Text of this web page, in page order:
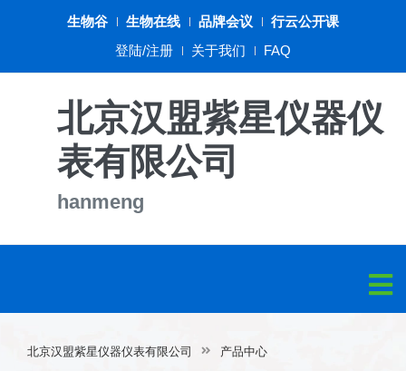
生物谷 生物在线 品牌会议
行云公开课
登陆/注册
关于我们 FAQ
北京汉盟紫星仪器仪
表有限公司
hanmeng
北京汉盟紫星仪器仪表有限公司 产品中心